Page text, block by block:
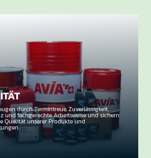
durch Termintreue, Zuverlässigkeit,
und fachgerechte Arbeitsweise und sichern
Qualität unserer Produkte und